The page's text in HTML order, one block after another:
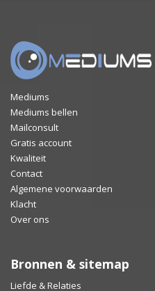
Mediums
Mediums bellen
Mailconsult
Gratis account
Kwaliteit
Contact
Algemene voorwaarden
Klacht
Over ons
Bronnen & sitemap
Liefde & Relaties